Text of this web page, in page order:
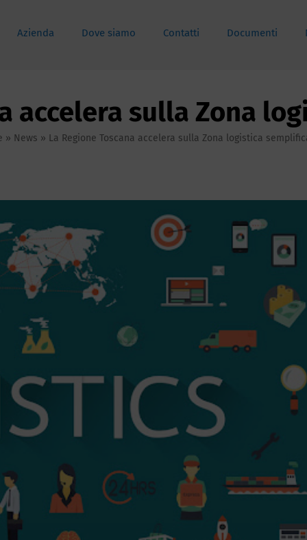
Azienda Dove siamo Contatti Documenti
accelera sulla Zona
» News » La Regione Toscana accelera sulla Zona logistica